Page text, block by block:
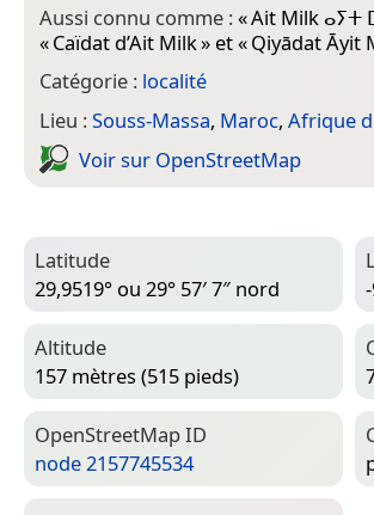
Aussi connu comme :«
«Caïdat d’Ait Milk» et «Qiyādat Āyit
Catégorie : localité
Lieu :Souss-Massa, Maroc, Afrique
Voir sur Open­Street­Map
Latitude
29,9519° ou 29° 57′ 7″ nord
Altitude
157 mètres (515 pieds)
Open­Street­Map ID
node 2157745534